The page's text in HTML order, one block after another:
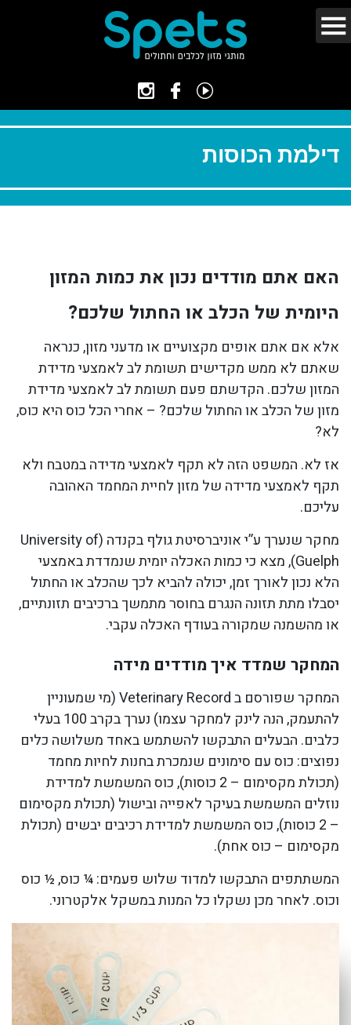
דילמת הכוסות
האם אתם מודדים נכון את כמות המזון
היומית של הכלב או החתול שלכם?
אלא אם אתם אופים מקצועיים או מדעני מזון, כנראה
שאתם לא ממש מקדישים תשומת לב לאמצעי מדידת
המזון שלכם. הקדשתם פעם תשומת לב לאמצעי מדידת
מזון של הכלב או החתול שלכם? – אחרי הכל כוס היא כוס,
לא?
אז לא. המשפט הזה לא תקף לאמצעי מדידה במטבח ולא
תקף לאמצעי מדידה של מזון לחיית המחמד האהובה
עליכם.
מחקר שנערך ע”י אוניברסיטת גולף בקנדה (University of
Guelph), מצא כי כמות האכלה יומית שנמדדת באמצעי
הלא נכון לאורך זמן, יכולה להביא לכך שהכלב או החתול
יסבלו מתת תזונה הנגרם בחוסר מתמשך ברכיבים תזונתיים,
או מהשמנה שמקורה בעודף האכלה עקבי.
המחקר שמדד איך מודדים מידה
המחקר שפורסם ב Veterinary Record (מי שמעוניין
להתעמק, הנה לינק למחקר עצמו) נערך בקרב 100 בעלי
כלבים. הבעלים התבקשו להשתמש באחד משלושה כלים
נפוצים: כוס עם סימונים שנמכרת בחנות לחיות מחמד
(תכולת מקסימום – 2 כוסות), כוס המשמשת למדידת
נוזלים המשמשת בעיקר לאפייה ובישול (תכולת מקסימום
– 2 כוסות), כוס המשמשת למדידת רכיבים יבשים (תכולת
מקסימום – כוס אחת).
המשתתפים התבקשו למדוד שלוש פעמים: ¼ כוס, ½ כוס
וכוס. לאחר מכן נשקלו כל המנות במשקל אלקטרוני.